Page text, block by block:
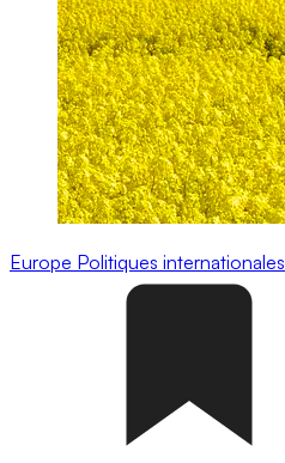
Europe Politiques internationales